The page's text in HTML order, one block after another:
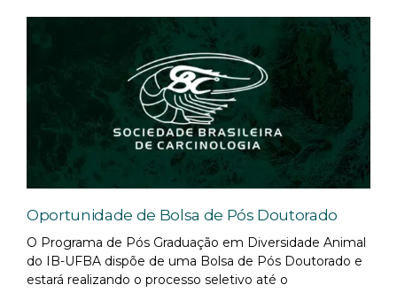
Oportunidade de Bolsa de Pós Doutorado
O Programa de Pós Graduação em Diversidade Animal
do IB-UFBA dispõe de uma Bolsa de Pós Doutorado e
estará realizando o processo seletivo até o